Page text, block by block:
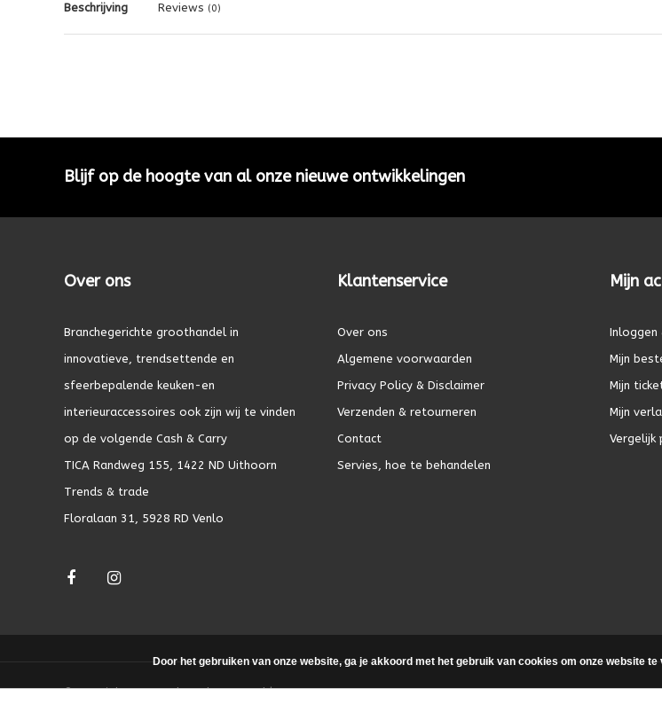
Beschrijving Reviews (0)
Blijf op de hoogte van al onze nieuwe ontwikkelingen
Over ons
Branchegerichte groothandel in
innovatieve, trendsettende en
sfeerbepalende keuken-en
interieuraccessoires ook zijn wij te vinden
op de volgende Cash & Carry
TICA Randweg 155, 1422 ND Uithoorn
Trends & trade
Floralaan 31, 5928 RD Venlo
Klantenservice
Over ons
Algemene voorwaarden
Privacy Policy & Disclaimer
Verzenden & retourneren
Contact
Servies, hoe te behandelen
Mijn
Inloggen
Mijn
Mijn
Mijn
Vergelijk
© Copyright 2026 - Theme byDMWS.nl|
Door het gebruiken van onze website, ga je akkoord met het gebruik van cookies om onze website te